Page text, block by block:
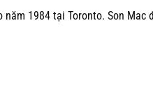
1984 tại Toronto. Son Mac